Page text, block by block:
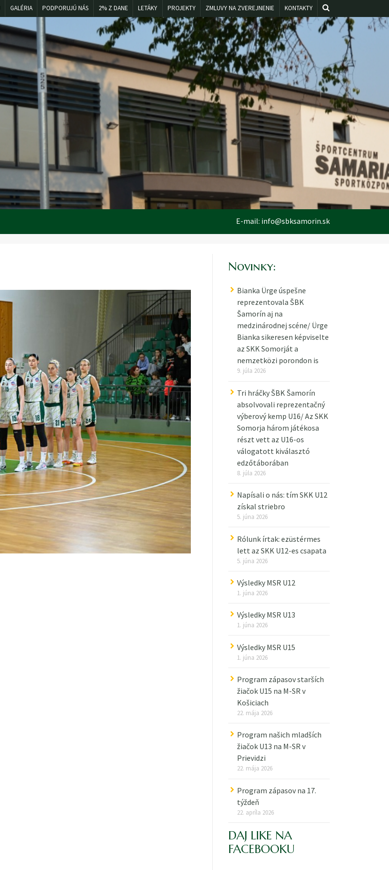
GALÉRIA PODPORUJÚ NÁS 2% Z DANE LETÁKY PROJEKTY ZMLUVY NA ZVEREJNENIE KONTAKTY
E-mail: info@sbksamorin.sk
Novinky:
Bianka Ürge úspešne
reprezentovala ŠBK
Šamorín aj na
medzinárodnej scéne/ Ürge
Bianka sikeresen képviselte
az SKK Somorját a
nemzetközi porondon is
9. júla 2026
Tri hráčky ŠBK Šamorín
absolvovali reprezentačný
výberový kemp U16/ Az SKK
Somorja három játékosa
részt vett az U16-os
válogatott kiválasztó
edzőtáborában
8. júla 2026
Napísali o nás: tím SKK U12
získal striebro
5. júna 2026
Rólunk írtak: ezüstérmes
lett az SKK U12-es csapata
5. júna 2026
Výsledky MSR U12
1. júna 2026
Výsledky MSR U13
1. júna 2026
Výsledky MSR U15
1. júna 2026
Program zápasov starších
žiačok U15 na M-SR v
Košiciach
22. mája 2026
Program našich mladších
žiačok U13 na M-SR v
Prievidzi
22. mája 2026
Program zápasov na 17.
týždeň
22. apríla 2026
DAJ LIKE NA
FACEBOOKU